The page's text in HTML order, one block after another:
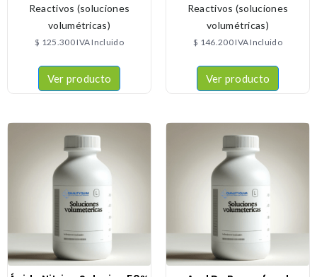
Reactivos (soluciones
volumétricas)
$ 125.300IVA Incluido
Ver producto
Reactivos (soluciones
volumétricas)
$ 146.200IVA Incluido
Ver producto